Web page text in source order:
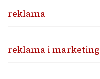
reklama
reklama i marketing